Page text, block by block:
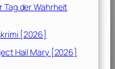
Tag der Wahrheit
[2026]
Hail Mary [2026]